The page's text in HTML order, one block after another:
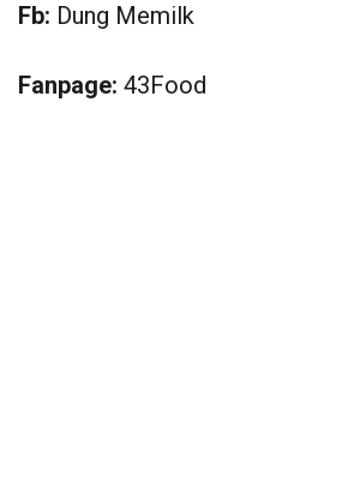
Fb: Dung Memilk
Fanpage: 43Food